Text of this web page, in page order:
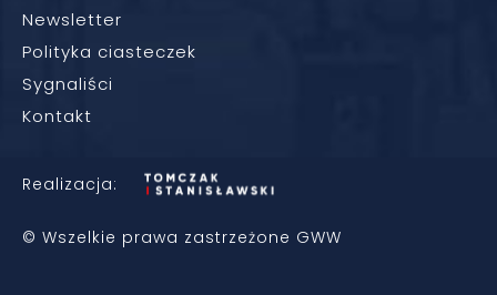
Newsletter
Polityka ciasteczek
Sygnaliści
Kontakt
Realizacja:
© Wszelkie prawa zastrzeżone GWW